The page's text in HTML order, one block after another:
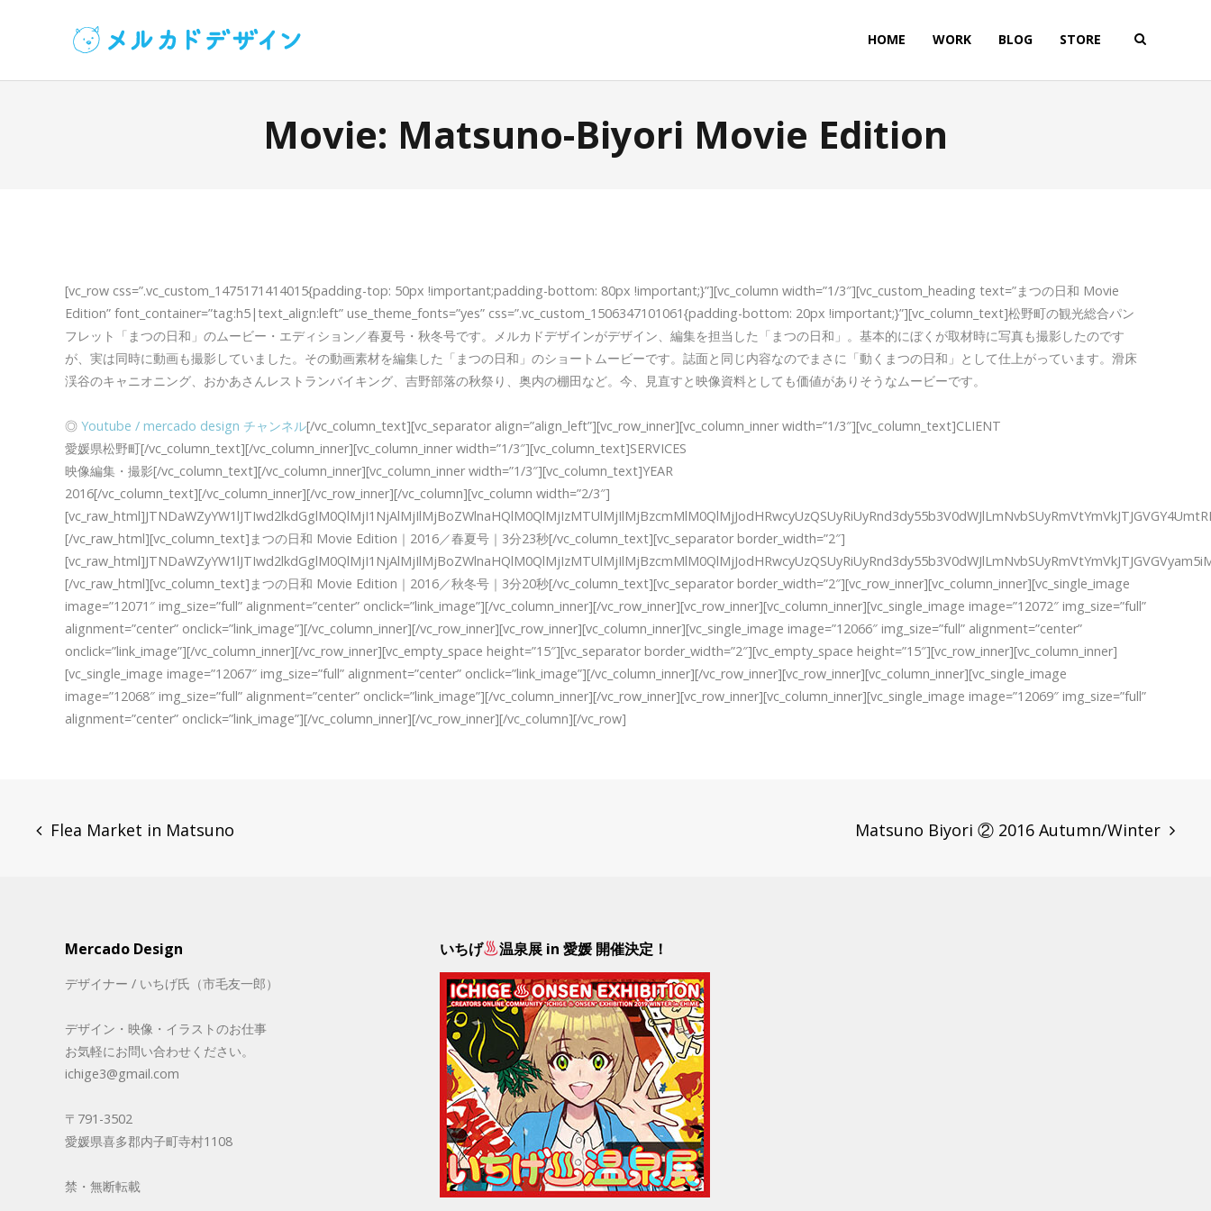
HOME WORK BLOG STORE
Movie: Matsuno-Biyori Movie Edition
[vc_row css=”.vc_custom_1475171414015{padding-top: 50px !important;padding-bottom: 80px !important;}”][vc_column width=”1/3″][vc_custom_heading text=”まつの日和 Movie
Edition” font_container=”tag:h5|text_align:left” use_theme_fonts=”yes” css=”.vc_custom_1506347101061{padding-bottom: 20px !important;}”][vc_column_text]松野町の観光総合パン
フレット「まつの日和」のムービー・エディション／春夏号・秋冬号です。メルカドデザインがデザイン、編集を担当した「まつの日和」。基本的にぼくが取材時に写真も撮影したのです
が、実は同時に動画も撮影していました。その動画素材を編集した「まつの日和」のショートムービーです。誌面と同じ内容なのでまさに「動くまつの日和」として仕上がっています。滑床
渓谷のキャニオニング、おかあさんレストランバイキング、吉野部落の秋祭り、奥内の棚田など。今、見直すと映像資料としても価値がありそうなムービーです。
◎ Youtube / mercado design チャンネル[/vc_column_text][vc_separator align=”align_left”][vc_row_inner][vc_column_inner width=”1/3″][vc_column_text]CLIENT
愛媛県松野町[/vc_column_text][/vc_column_inner][vc_column_inner width=”1/3″][vc_column_text]SERVICES
映像編集・撮影[/vc_column_text][/vc_column_inner][vc_column_inner width=”1/3″][vc_column_text]YEAR
2016[/vc_column_text][/vc_column_inner][/vc_row_inner][/vc_column][vc_column width=”2/3″]
[/vc_raw_html][vc_column_text]まつの日和 Movie Edition｜2016／春夏号｜3分23秒[/vc_column_text][vc_separator border_width=”2″]
[/vc_raw_html][vc_column_text]まつの日和 Movie Edition｜2016／秋冬号｜3分20秒[/vc_column_text][vc_separator border_width=”2″][vc_row_inner][vc_column_inner][vc_single_image
image=”12071″ img_size=”full” alignment=”center” onclick=”link_image”][/vc_column_inner][/vc_row_inner][vc_row_inner][vc_column_inner][vc_single_image image=”12072″ img_size=”full”
alignment=”center” onclick=”link_image”][/vc_column_inner][/vc_row_inner][vc_row_inner][vc_column_inner][vc_single_image image=”12066″ img_size=”full” alignment=”center”
onclick=”link_image”][/vc_column_inner][/vc_row_inner][vc_empty_space height=”15″][vc_separator border_width=”2″][vc_empty_space height=”15″][vc_row_inner][vc_column_inner]
[vc_single_image image=”12067″ img_size=”full” alignment=”center” onclick=”link_image”][/vc_column_inner][/vc_row_inner][vc_row_inner][vc_column_inner][vc_single_image
image=”12068″ img_size=”full” alignment=”center” onclick=”link_image”][/vc_column_inner][/vc_row_inner][vc_row_inner][vc_column_inner][vc_single_image image=”12069″ img_size=”full”
alignment=”center” onclick=”link_image”][/vc_column_inner][/vc_row_inner][/vc_column][/vc_row]
Flea Market in Matsuno Matsuno Biyori ② 2016 Autumn/Winter
Mercado Design
デザイナー / いちげ氏（市毛友一郎）
デザイン・映像・イラストのお仕事
お気軽にお問い合わせください。
ichige3@gmail.com
〒791-3502
愛媛県喜多郡内子町寺村1108
禁・無断転載
いちげ 温泉展 in 愛媛 開催決定！